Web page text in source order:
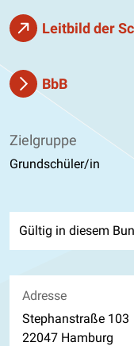
Leitbild der
BbB
Zielgruppe
Grundschüler/in
Gültig in diesem
Adresse
Stephanstraße 103
22047 Hamburg